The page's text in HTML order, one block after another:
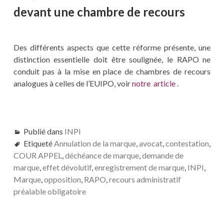
devant une chambre de recours
Des différents aspects que cette réforme présente, une
distinction essentielle doit être soulignée, le RAPO ne
conduit pas à la mise en place de chambres de recours
analogues à celles de l’EUIPO, voirnotre article .
Publié dans INPI
EtiquetéAnnulation de la marque,avocat,contestation,
COUR APPEL,déchéance de marque,demande de
marque,effet dévolutif,enregistrement de marque, INPI,
Marque,opposition, RAPO,recours administratif
préalable obligatoire